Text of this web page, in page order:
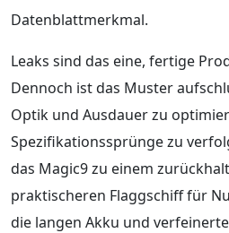
Datenblattmerkmal.
Leaks sind das eine, fertige
Dennoch ist das Muster
Optik und Ausdauer zu
Spezifikationssprünge zu
das Magic9 zu einem
praktischeren Flaggschiff für
die langen Akku und